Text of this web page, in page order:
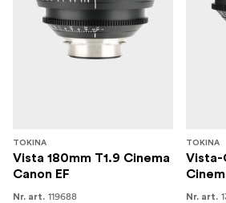
TOKINA
Vista 180mm T1.9 Cinema
Canon EF
Nr. art. 119688
TOKINA
Vista-
Nr. art.